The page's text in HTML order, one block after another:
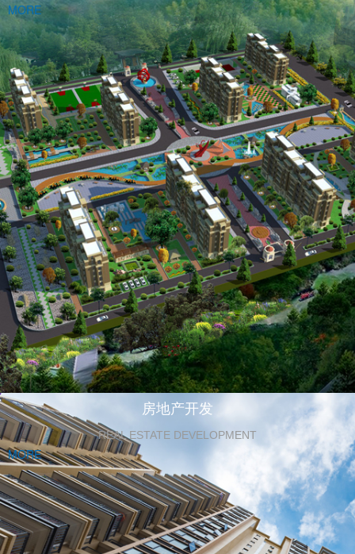
MORE
房地产开发
REAL ESTATE DEVELOPMENT
MORE